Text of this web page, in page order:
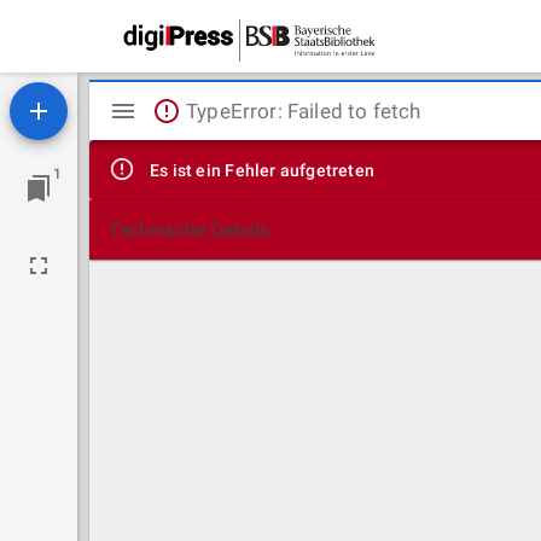
1
Mirador
Viewer
TypeError: Failed to fetch
Es ist ein Fehler aufgetreten
Technische Details